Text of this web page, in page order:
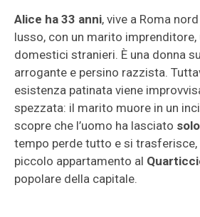
Alice ha 33 anni, vive a Roma
lusso, con un marito
domestici stranieri. È una donna
arrogante e persino razzista.
esistenza patinata viene
spezzata: il marito muore in un
scopre che l’uomo ha lasciato
tempo perde tutto e si trasferisce,
piccolo appartamento al
popolare della capitale.